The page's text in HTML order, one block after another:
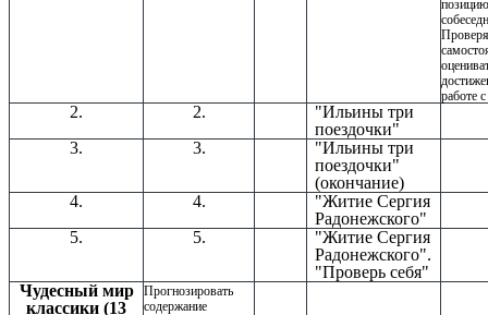
позицию
работе
2. 2.
"Ильины три
поездочки"
3.
3.
"Ильины три
поездочки"
(окончание)
4.
4.
"Житие Сергия
Радонежского"
5.
5.
"Житие Сергия
Радонежского".
"Проверь себя"
Чудесный мир
классики (13
Прогнозировать
содержание